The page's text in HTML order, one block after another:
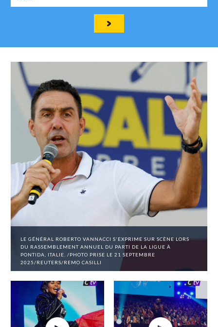
LE GÉNÉRAL ROBERTO VANNACCI S'EXPRIME SUR SCÈNE LORS
DU RASSEMBLEMENT ANNUEL DU PARTI DE LA LIGUE À
PONTIDA, ITALIE. /PHOTO PRISE LE 21 SEPTEMBRE
2025/REUTERS/REMO CASILLI